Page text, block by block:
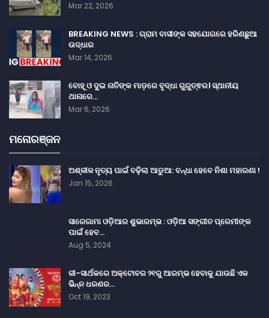
Mar 22, 2026
BREAKING NEWS : ଗ୍ରାମ ବାସୀଙ୍କ ସହଯୋଗରେ ହରିଣଛୁଆ
ଉଦ୍ଧାର
Mar 14, 2026
ବୋହୂ ଓ ଦୁଇ ନାତିଙ୍କ ମାଡ଼ରେ ବୃଦ୍ଧା ଗୁରୁତ୍ଵର। ସ୍ଥାନୀୟ
ଥାନାରେ…
Mar 6, 2026
ମନୋରଞ୍ଜନ
ଅଶ୍ଳୀଳ ନୃତ୍ୟ ପାଇଁ ବଢ଼ିଲା ଆଡୁଆ: ବନ୍ଧା ହେବେ ନିଶା ମହାରଣା !
Jan 15, 2026
ସାରେଗାମା ଓଡ଼ିଆର ଶୁଭାରମ୍ଭ : ଓଡ଼ିଆ ସଙ୍ଗୀତ ପ୍ରେମୀଙ୍କ
ପାଇଁ ହେବ…
Aug 5, 2024
ଜୀ-ସାର୍ଥକରେ ଅକ୍ଟୋବର ୨୧ରୁ ଆରମ୍ଭ ହେବାକୁ ଯାଉଛି ଏକ
ଭିନ୍ନ ଧରଣର…
Oct 19, 2023